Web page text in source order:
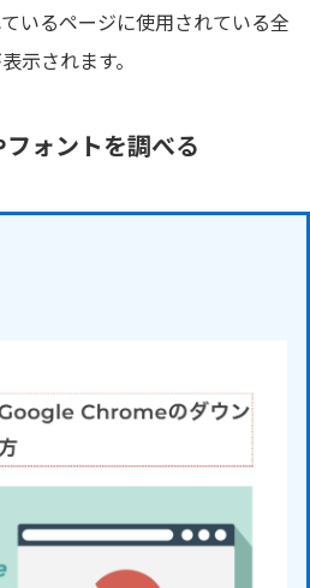
いるページに使用されている全
示されます。
ォントを調べる